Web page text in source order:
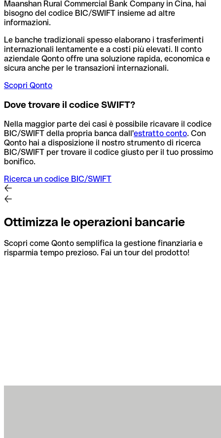
Maanshan Rural Commercial Bank Company in Cina, hai
bisogno del codice BIC/SWIFT insieme ad altre
informazioni.
Le banche tradizionali spesso elaborano i trasferimenti
internazionali lentamente e a costi più elevati. Il conto
aziendale Qonto offre una soluzione rapida, economica e
sicura anche per le transazioni internazionali.
Scopri Qonto
Dove trovare il codice SWIFT?
Nella maggior parte dei casi è possibile ricavare il codice
BIC/SWIFT della propria banca dall'estratto conto. Con
Qonto hai a disposizione il nostro strumento di ricerca
BIC/SWIFT per trovare il codice giusto per il tuo prossimo
bonifico.
Ricerca un codice BIC/SWIFT
Ottimizza le operazioni bancarie
Scopri come Qonto semplifica la gestione finanziaria e
risparmia tempo prezioso. Fai un tour del prodotto!